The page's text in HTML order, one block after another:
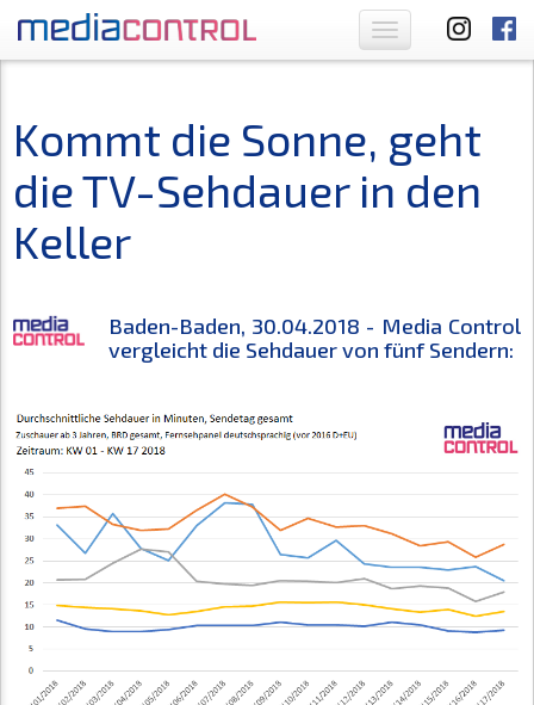
Toggle
navigation
Kommt die Sonne, geht
die TV-Sehdauer in den
Keller
Baden-Baden, 30.04.2018 - Media Control
vergleicht die Sehdauer von fünf Sendern: